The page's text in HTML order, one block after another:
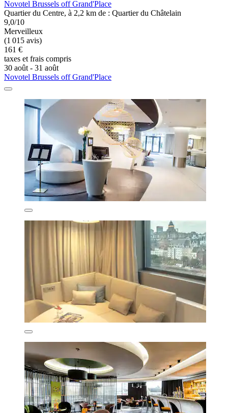
Novotel Brussels off Grand'Place
Quartier du Centre, à 2,2 km de : Quartier du Châtelain
9,0/10
Merveilleux
(1 015 avis)
161 €
taxes et frais compris
30 août - 31 août
Novotel Brussels off Grand'Place